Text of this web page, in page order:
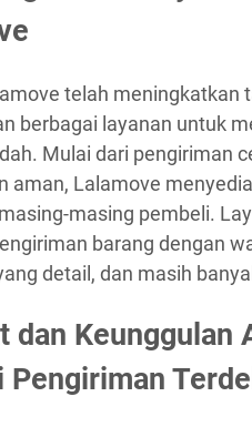
telah meningkatkan
berbagai layanan untuk
Mulai dari pengiriman
aman, Lalamove
masing pembeli.
barang dengan
detail, dan masih
dan Keunggulan
Pengiriman